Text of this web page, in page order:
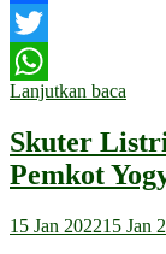
Facebook
Twitter
WhatsApp
Lanjutkan baca
Skuter
Pemkot
15 Jan 202215 Jan